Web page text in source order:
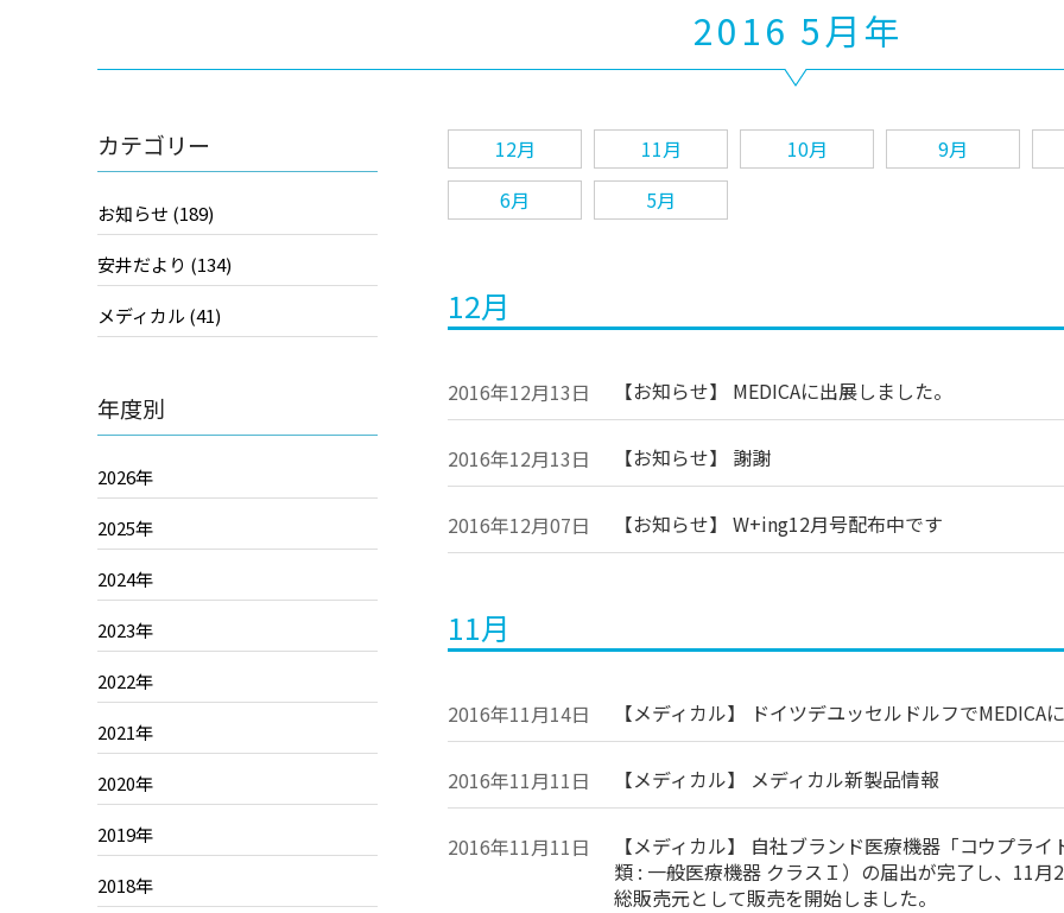
2016 5月年
12月 11月 10月 9月
6月
5月
12月
2016年12月13日 【お知らせ】 MEDICAに出展しました。
2016年12月13日 【お知らせ】 謝謝
2016年12月07日 【お知らせ】 W+ing12月号配布中です
11月
2016年11月14日 【メディカル】 ドイツデユッセルドルフでMEDICA
2016年11月11日 【メディカル】 メディカル新製品情報
2016年11月11日
【メディカル】 自社ブランド医療機器「コウプラ
類 : 一般医療機器 クラスＩ）の届出が完了し、11
総販売元として販売を開始しました。
カテゴリー
お知らせ (189)
安井だより (134)
メディカル (41)
年度別
2026年
2025年
2024年
2023年
2022年
2021年
2020年
2019年
2018年